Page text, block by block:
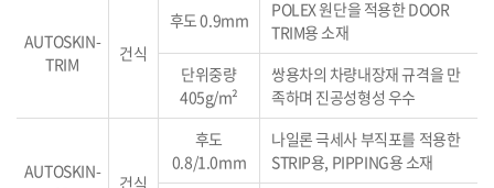
AUTOSKIN-
TRIM
건식
후도 0.9mm
POLEX 원단을 적용한 DOOR
TRIM용 소재
단위중량
405g/m²
쌍용차의 차량내장재 규격을 만
족하며 진공성형성 우수
AUTOSKIN-
건식
후도
0.8/1.0mm
나일론 극세사 부직포를 적용한
STRIP용, PIPPING용 소재